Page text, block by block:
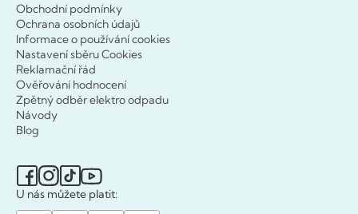
Obchodní podmínky
Ochrana osobních údajů
Informace o používání cookies
Nastavení sběru Cookies
Reklamační řád
Ověřování hodnocení
Zpětný odběr elektro odpadu
Návody
Blog
U nás můžete platit: